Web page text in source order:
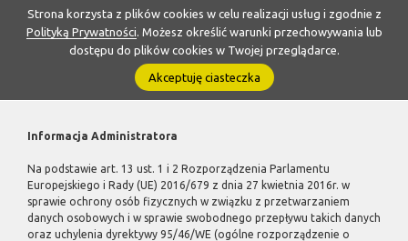
Strona korzysta z plików cookies w celu realizacji usług i zgodnie z
Polityką Prywatności. Możesz określić warunki przechowywania lub
dostępu do plików cookies w Twojej przeglądarce.
Akceptuję ciasteczka
Informacja Administratora
Na podstawie art. 13 ust. 1 i 2 Rozporządzenia Parlamentu
Europejskiego i Rady (UE) 2016/679 z dnia 27 kwietnia 2016r. w
sprawie ochrony osób fizycznych w związku z przetwarzaniem
danych osobowych i w sprawie swobodnego przepływu takich danych
oraz uchylenia dyrektywy 95/46/WE (ogólne rozporządzenie o